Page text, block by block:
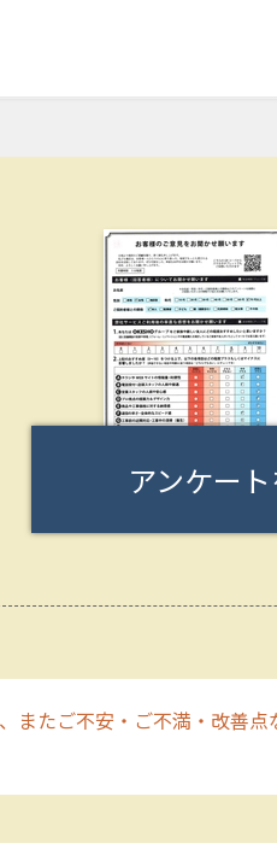
アンケー
またご不安・ご不満・改善